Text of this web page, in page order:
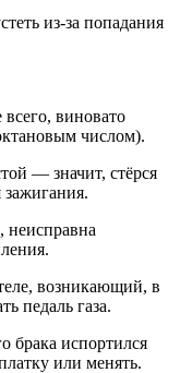
из-за попадания
всего, виновато
числом).
— значит, стёрся
неисправна
возникающий, в
педаль газа.
брака испортился
или менять.